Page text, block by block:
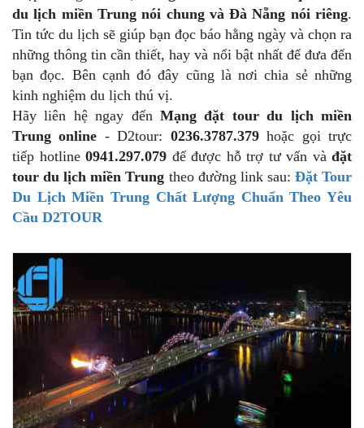
du lịch miền Trung nói chung và Đà Nẵng nói riêng.
Tin tức du lịch sẽ giúp bạn đọc báo hằng ngày và chọn ra
những thông tin cần thiết, hay và nổi bật nhất để đưa đến
bạn đọc. Bên cạnh đó đây cũng là nơi chia sẻ những
kinh nghiệm du lịch thú vị.
Hãy liên hệ ngay đến Mạng đặt tour du lịch miền
Trung online - D2tour: 0236.3787.379hoặc gọi trực
tiếp hotline 0941.297.079 để được hỗ trợ tư vấn và đặt
tour du lịch miền Trung theo đường link sau: Đặt Tour
Du Lịch Miền Trung Chất Lượng Chuẩn Theo Yêu
Cầu D2TOUR